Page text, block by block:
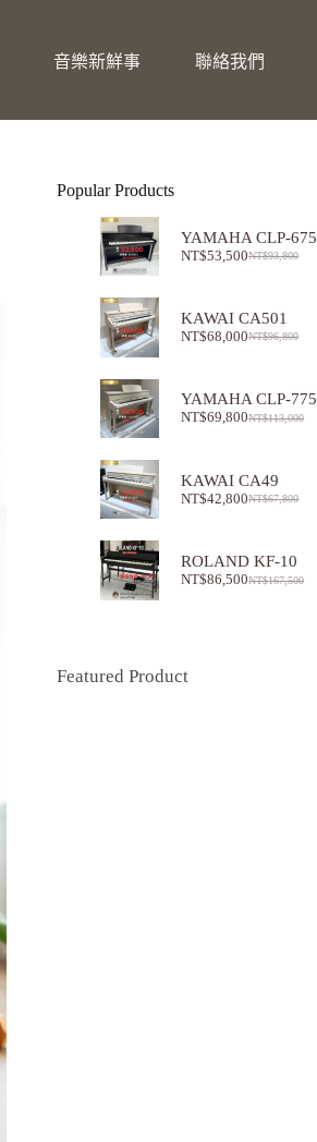
音樂新鮮事 聯絡我們
Popular Products
YAMAHA CLP-675
NT$93,800
NT$53,500
KAWAI CA501
NT$96,800
NT$68,000
YAMAHA CLP-775
NT$113,000
NT$69,800
KAWAI CA49
NT$67,800
NT$42,800
ROLAND KF-10
NT$167,500
NT$86,500
Featured Product